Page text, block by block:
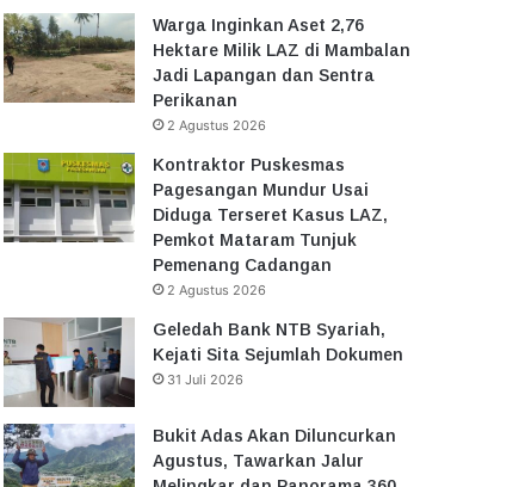
Warga Inginkan Aset 2,76
Hektare Milik LAZ di Mambalan
Jadi Lapangan dan Sentra
Perikanan
2 Agustus 2026
Kontraktor Puskesmas
Pagesangan Mundur Usai
Diduga Terseret Kasus LAZ,
Pemkot Mataram Tunjuk
Pemenang Cadangan
2 Agustus 2026
Geledah Bank NTB Syariah,
Kejati Sita Sejumlah Dokumen
31 Juli 2026
Bukit Adas Akan Diluncurkan
Agustus, Tawarkan Jalur